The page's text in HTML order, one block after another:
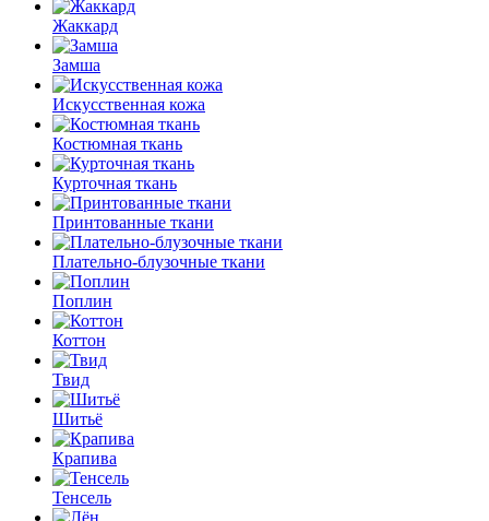
Жаккард
Замша
Искусственная кожа
Костюмная ткань
Курточная ткань
Принтованные ткани
Плательно-блузочные ткани
Поплин
Коттон
Твид
Шитьё
Крапива
Тенсель